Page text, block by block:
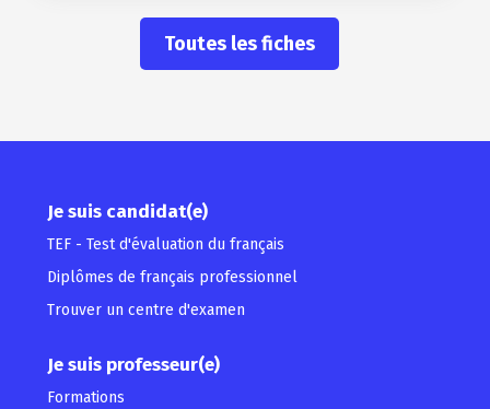
Toutes les fiches
Je suis candidat(e)
TEF - Test d'évaluation du français
Diplômes de français professionnel
Trouver un centre d'examen
Je suis professeur(e)
Formations